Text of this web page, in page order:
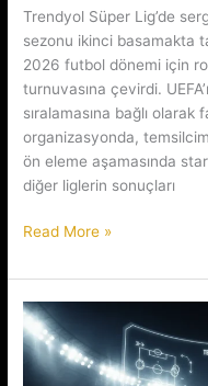
Trendyol Süper Lig’de
sezonu ikinci basamakta
2026 futbol dönemi için
turnuvasına çevirdi.
sıralamasına bağlı
organizasyonda,
ön eleme aşamasında
diğer liglerin sonuçları
Sarı
Ekibin
Devler
Arenasındaki
Muhtemel
Rotası
Read More »